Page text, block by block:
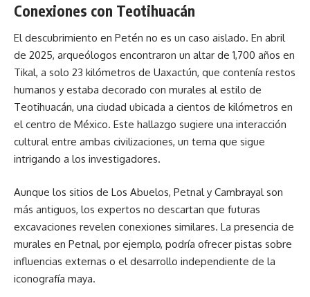
Conexiones con Teotihuacán
El descubrimiento en Petén no es un caso aislado. En abril
de 2025, arqueólogos encontraron un altar de 1,700 años en
Tikal, a solo 23 kilómetros de Uaxactún, que contenía restos
humanos y estaba decorado con murales al estilo de
Teotihuacán, una ciudad ubicada a cientos de kilómetros en
el centro de México. Este hallazgo sugiere una interacción
cultural entre ambas civilizaciones, un tema que sigue
intrigando a los investigadores.
Aunque los sitios de Los Abuelos, Petnal y Cambrayal son
más antiguos, los expertos no descartan que futuras
excavaciones revelen conexiones similares. La presencia de
murales en Petnal, por ejemplo, podría ofrecer pistas sobre
influencias externas o el desarrollo independiente de la
iconografía maya.